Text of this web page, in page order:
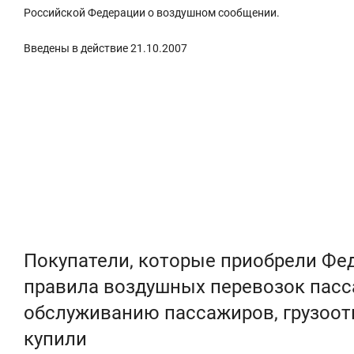
Российской Федерации о воздушном сообщении.
Введены в действие 21.10.2007
Покупатели, которые приобрели
правила воздушных перевозок
обслуживанию пассажиров,
купили